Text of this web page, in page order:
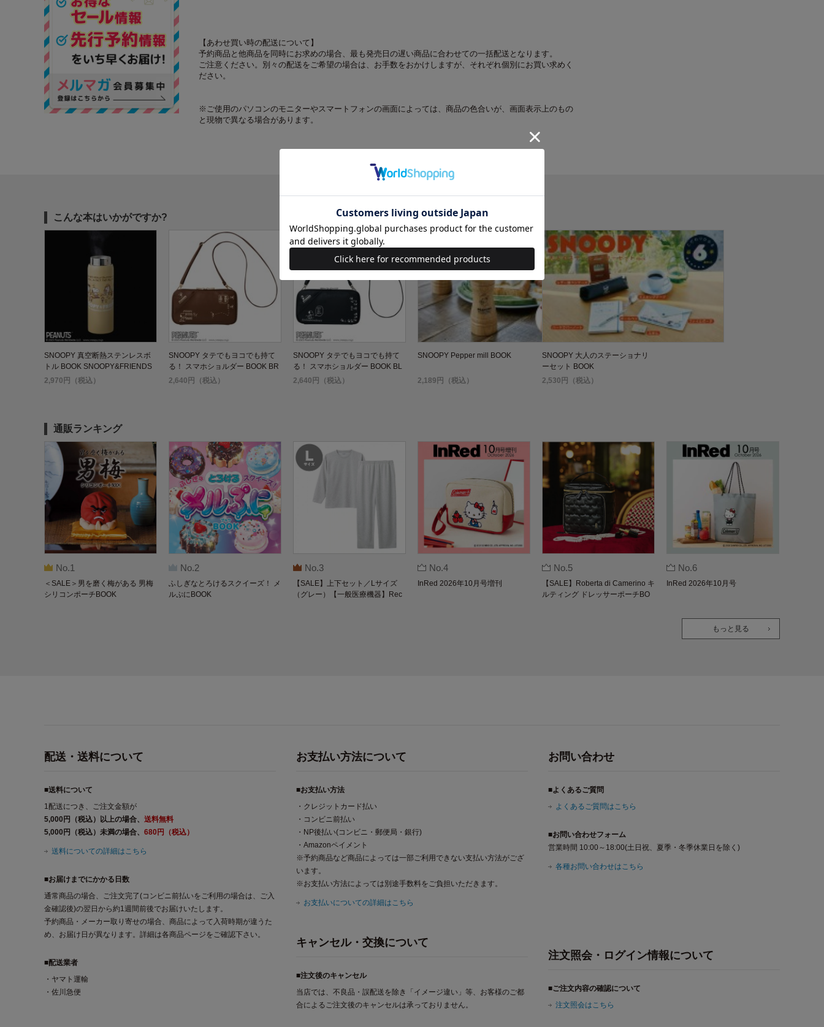
【あわせ買い時の配送について】
予約商品と他商品を同時にお求めの場合、最も発売日の遅い商品に合わせての一括配送となります。
ご注意ください。別々の配送をご希望の場合は、お手数をおかけしますが、それぞれ個別にお買い求めく
ださい。
※ご使用のパソコンのモニターやスマートフォンの画面によっては、商品の色合いが、画面表示上のもの
と現物で異なる場合があります。
こんな本はいかがですか?
SNOOPY 真空断熱ステンレスボ
トル BOOK SNOOPY&FRIENDS
2,970円（税込）
SNOOPY タテでもヨコでも持て
る！ スマホショルダー BOOK BR
OWN
2,640円（税込）
SNOOPY タテでもヨコでも持て
る！ スマホショルダー BOOK BL
ACK
2,640円（税込）
SNOOPY Pepper mill BOOK
2,189円（税込）
SNOOPY 大人のステーショナリ
ーセット BOOK
2,530円（税込）
通販ランキング
No.1
＜SALE＞男を磨く梅がある 男梅
シリコンポーチBOOK
No.2
ふしぎなとろけるスクイーズ！ メ
ルぷにBOOK
No.3
【SALE】上下セット／Lサイズ
（グレー）【一般医療機器】Rec
No.4
InRed 2026年10月号増刊
No.5
【SALE】Roberta di Camerino キ
ルティング ドレッサーポーチBO
No.6
InRed 2026年10月号
もっと見る
配送・送料について
■送料について
1配送につき、ご注文金額が
5,000円（税込）以上の場合、 送料無料
5,000円（税込）未満の場合、 680円（税込）
送料についての詳細はこちら
■お届けまでにかかる日数
通常商品の場合、ご注文完了(コンビニ前払いをご利用の場合は、ご入
金確認後)の翌日から約1週間前後でお届けいたします。
予約商品・メーカー取り寄せの場合、商品によって入荷時期が違うた
め、お届け日が異なります。詳細は各商品ページをご確認下さい。
■配送業者
・ヤマト運輸
・佐川急便
お支払い方法について
■お支払い方法
・クレジットカード払い
・コンビニ前払い
・NP後払い(コンビニ・郵便局・銀行)
・Amazonペイメント
※予約商品など商品によっては一部ご利用できない支払い方法がござ
います。
※お支払い方法によっては別途手数料をご負担いただきます。
お支払いについての詳細はこちら
キャンセル・交換について
■注文後のキャンセル
当店では、不良品・誤配送を除き「イメージ違い」等、お客様のご都
合によるご注文後のキャンセルは承っておりません。
お問い合わせ
■よくあるご質問
よくあるご質問はこちら
■お問い合わせフォーム
営業時間 10:00～18:00(土日祝、夏季・冬季休業日を除く)
各種お問い合わせはこちら
注文照会・ログイン情報について
■ご注文内容の確認について
注文照会はこちら